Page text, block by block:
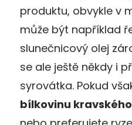
produktu, obvykle v
může být například
slunečnicový olej
se ale ještě někdy i
syrovátka. Pokud
bílkovinu